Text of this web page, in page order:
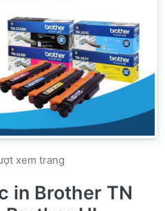
xem trang
in Brother TN